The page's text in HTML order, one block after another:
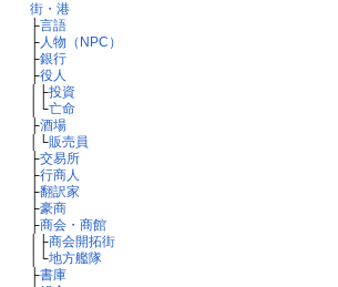
街・港
├言語
├人物（NPC）
├銀行
├役人
│├投資
│└亡命
├酒場
│└販売員
├交易所
├行商人
├翻訳家
├豪商
├商会・商館
│├商会開拓街
│└地方艦隊
├書庫